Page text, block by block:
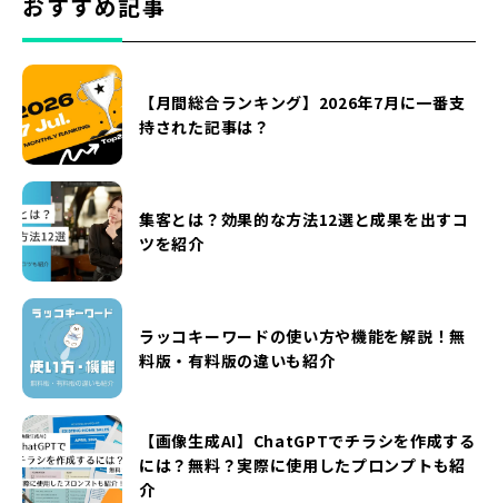
【月間総合ランキング】2026年7月に一番支
持された記事は？
集客とは？効果的な方法12選と成果を出すコ
ツを紹介
ラッコキーワードの使い方や機能を解説！無
料版・有料版の違いも紹介
【画像生成AI】ChatGPTでチラシを作成する
には？無料？実際に使用したプロンプトも紹
介